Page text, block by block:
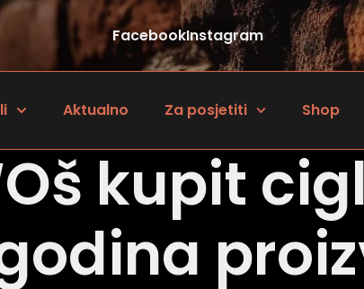
FacebookInstagram
Aktualno Za posjetiti Shop
kupit